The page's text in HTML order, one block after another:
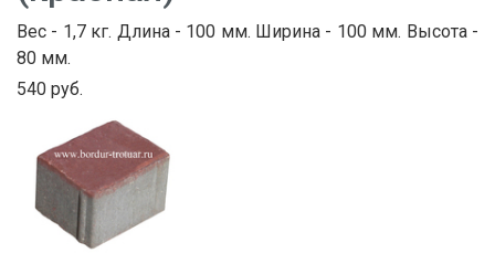
Вес - 1,7 кг. Длина - 100 мм. Ширина - 100 мм. Высота -
80 мм.
540 руб.